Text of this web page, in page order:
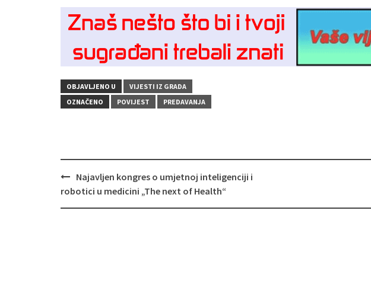
OBJAVLJENO U
VIJESTI IZ GRADA
OZNAČENO
POVIJEST PREDAVANJA
Navigacija
objava
Najavljen kongres o umjetnoj inteligenciji i
robotici u medicini „The next of Health“